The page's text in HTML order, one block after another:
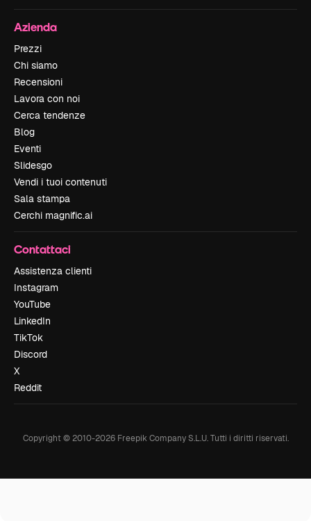
Azienda
Prezzi
Chi siamo
Recensioni
Lavora con noi
Cerca tendenze
Blog
Eventi
Slidesgo
Vendi i tuoi contenuti
Sala stampa
Cerchi magnific.ai
Contattaci
Assistenza clienti
Instagram
YouTube
LinkedIn
TikTok
Discord
X
Reddit
Copyright © 2010-2026Freepik Company S.L.U. Tutti i diritti riservati.